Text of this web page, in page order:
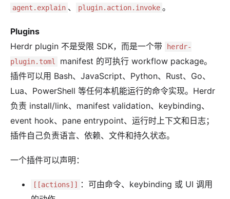
agent.explain 、 plugin.action.invoke 。
Plugins
Herdr plugin 不是受限 SDK，而是一个带
herdr-
plugin.toml
manifest 的可执行 workflow package。
插件可以用 Bash、JavaScript、Python、Rust、Go、
Lua、PowerShell 等任何本机能运行的命令实现。Herdr
负责 install/link、manifest validation、keybinding、
event hook、pane entrypoint、运行时上下文和日志；
插件自己负责语言、依赖、文件和持久状态。
一个插件可以声明：
[[actions]]
：可由命令、keybinding 或 UI 调用